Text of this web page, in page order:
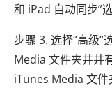
和 iPad 自动同步”选
步骤 3. 选择“高级”
Media 文件夹井井
iTunes Media 文件